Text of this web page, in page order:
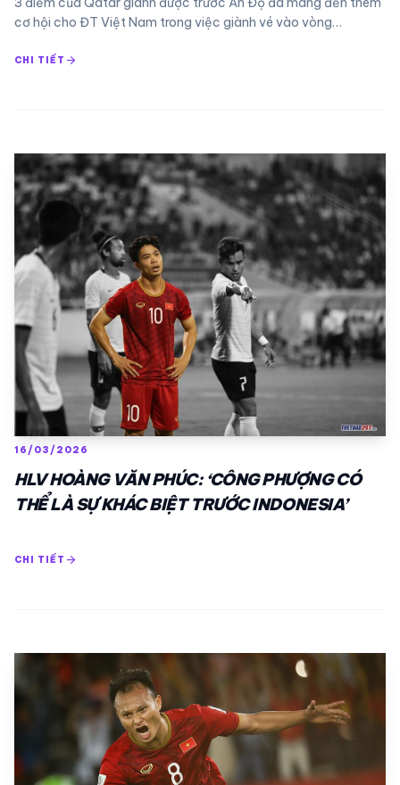
cơ hội cho ĐT Việt Nam trong việc giành vé vào vòng…
CHI TIẾT arrow_forward
16/03/2026
HLV HOÀNG VĂN PHÚC: ‘CÔNG PHƯỢNG CÓ
THỂ LÀ SỰ KHÁC BIỆT TRƯỚC INDONESIA’
CHI TIẾT arrow_forward